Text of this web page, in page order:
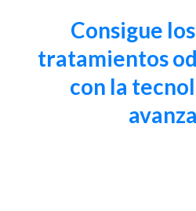
Consigue
tratamientos
con la